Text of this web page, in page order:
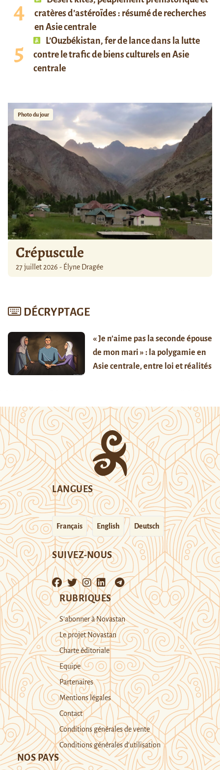
cratères d’astéroïdes : résumé de recherches
en Asie centrale
L’Ouzbékistan, fer de lance dans la lutte
contre le trafic de biens culturels en Asie
centrale
Photo du jour
Crépuscule
27 juillet 2026 - Élyne Dragée
DÉCRYPTAGE
« Je n’aime pas la seconde épouse
de mon mari » : la polygamie en
Asie centrale, entre loi et réalités
LANGUES
Français English Deutsch
SUIVEZ-NOUS
RUBRIQUES
S’abonner à Novastan
Le projet Novastan
Charte éditoriale
Equipe
Partenaires
Mentions légales
Contact
Conditions générales de vente
Conditions générales d’utilisation
NOS PAYS